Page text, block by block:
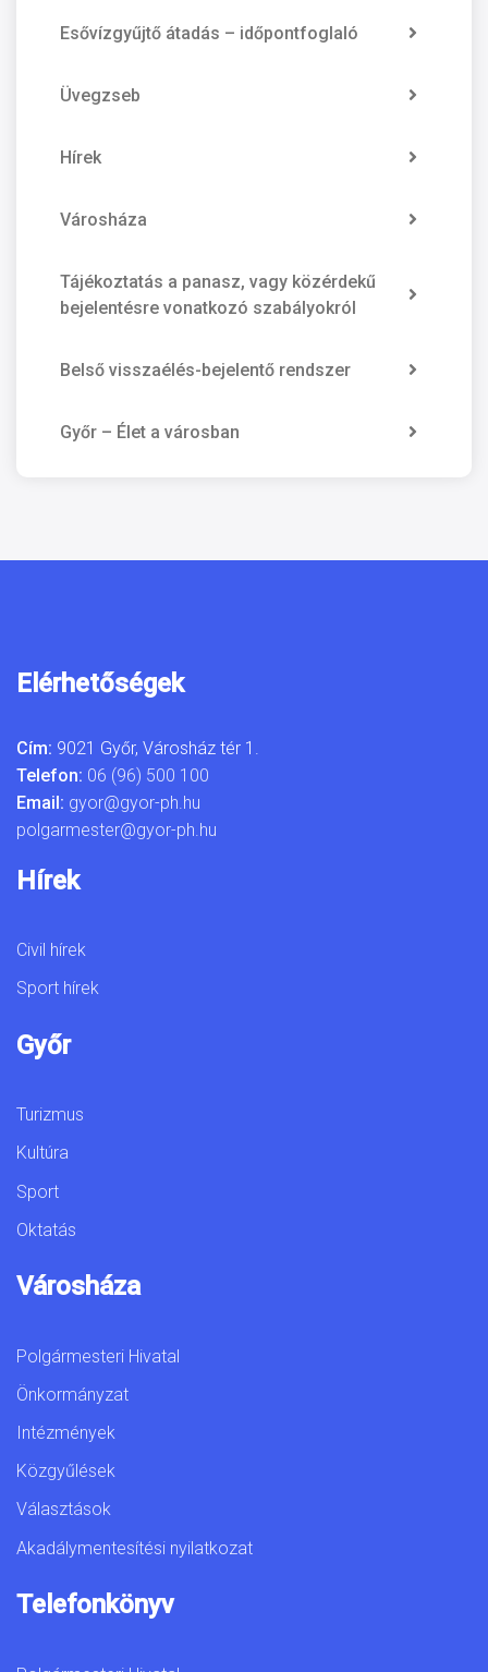
Esővízgyűjtő átadás – időpontfoglaló
Üvegzseb
Hírek
Városháza
Tájékoztatás a panasz, vagy közérdekű
bejelentésre vonatkozó szabályokról
Belső visszaélés-bejelentő rendszer
Győr – Élet a városban
Elérhetőségek
Cím: 9021 Győr, Városház tér 1.
Telefon: 06 (96) 500 100
Email: gyor@gyor-ph.hu
polgarmester@gyor-ph.hu
Hírek
Civil hírek
Sport hírek
Győr
Turizmus
Kultúra
Sport
Oktatás
Városháza
Polgármesteri Hivatal
Önkormányzat
Intézmények
Közgyűlések
Választások
Akadálymentesítési nyilatkozat
Telefonkönyv